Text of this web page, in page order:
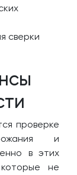
сверки
проверке
и
в этих
не